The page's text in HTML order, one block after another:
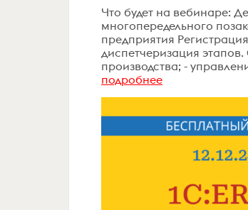
Что будет на вебинаре:
многопередельного
предприятия
диспетчеризация
производства; -
подробнее